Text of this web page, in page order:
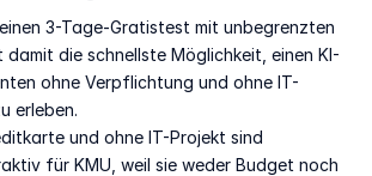
3-Tage-Gratistest mit unbegrenzten
damit die schnellste Möglichkeit, einen KI-
ohne Verpflichtung und ohne IT-
erleben.
und ohne IT-Projekt sind
für KMU, weil sie weder Budget noch